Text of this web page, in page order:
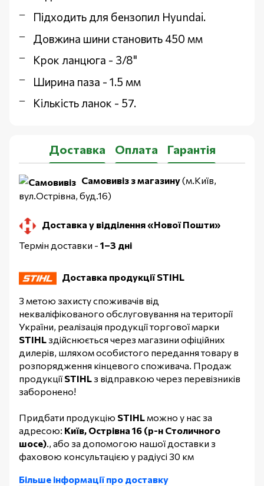
Підходить для бензопил Hyundai.
Довжина шини становить 450 мм
Крок ланцюга - 3/8"
Ширина паза - 1.5 мм
Кількість ланок - 57.
Доставка Оплата Гарантія
Самовивіз з магазину(м.Київ,
вул.Острівна, буд.16)
Доставка у відділення «Нової Пошти»
Термін доставки - 1–3 дні
Доставка продукції STIHL
З метою захисту споживачів від
некваліфікованого обслуговування на території
України, реалізація продукції торгової марки
STIHLздійснюється через магазини офіційних
дилерів, шляхом особистого передання товару в
розпорядження кінцевого споживача. Продаж
продукції STIHLз відправкою через перевізників
заборонено!
Придбати продукцію STIHLможно у нас за
адресою: Київ, Острівна 16 (р-н Столичного
шосе)., або за допомогою нашої доставки з
фаховою консультацією у радіусі 30 км
Більше інформації про доставку